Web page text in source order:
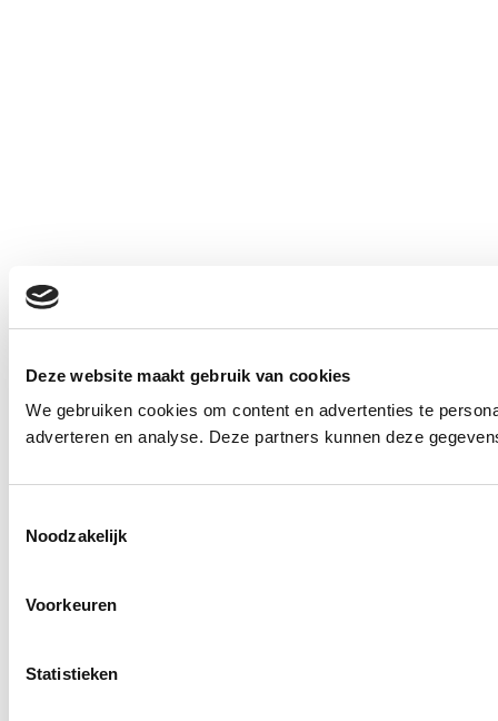
Deze website maakt gebruik van cookies
We gebruiken cookies om content en advertenties te
adverteren en analyse. Deze partners kunnen deze
Noodzakelijk
Voorkeuren
Statistieken